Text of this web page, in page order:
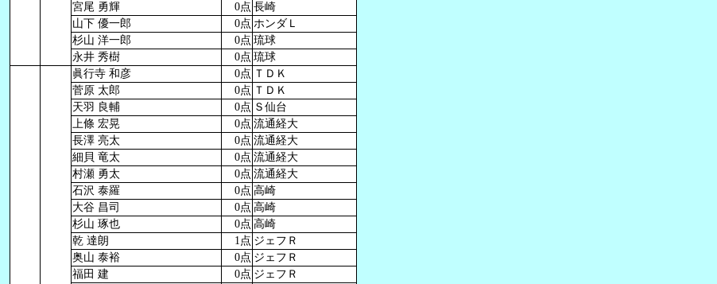
宮尾 勇輝
0点 長崎
山下 優一郎
0点 ホンダＬ
杉山 洋一郎
0点 琉球
永井 秀樹
0点 琉球
眞行寺 和彦 0点 ＴＤＫ
菅原 太郎
0点 ＴＤＫ
天羽 良輔
0点 Ｓ仙台
上條 宏晃
0点 流通経大
長澤 亮太
0点 流通経大
細貝 竜太
0点 流通経大
村瀬 勇太
0点 流通経大
石沢 泰羅
0点 高崎
大谷 昌司
0点 高崎
杉山 琢也
0点 高崎
乾 達朗
1点 ジェフＲ
奥山 泰裕
0点 ジェフＲ
福田 建
0点 ジェフＲ